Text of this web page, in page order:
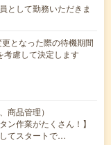
として勤務いただきま
となった際の待機期間
慮して決定します
商品管理）
ン作業がたくさん！】
てスタートで…